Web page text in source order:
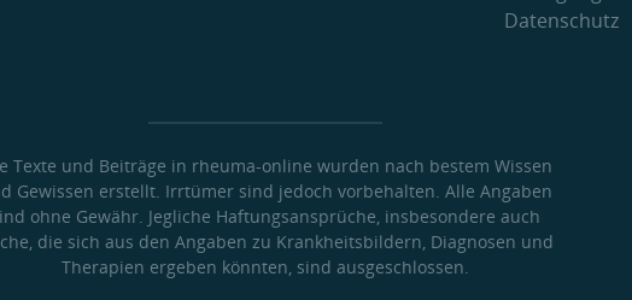
Datenschutz
Texte und Beiträge in rheuma-online wurden nach bestem Wissen
Gewissen erstellt. Irrtümer sind jedoch vorbehalten. Alle Angaben
ohne Gewähr. Jegliche Haftungsansprüche, insbesondere auch
die sich aus den Angaben zu Krankheitsbildern, Diagnosen und
Therapien ergeben könnten, sind ausgeschlossen.